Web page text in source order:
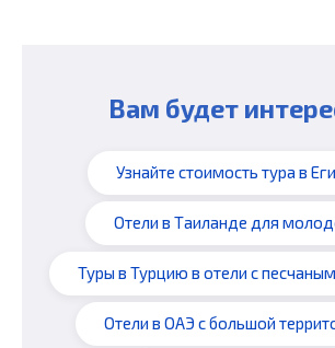
Вам будет
Узнайте стоимость тура в
Отели в Таиланде для
Туры в Турцию в отели с
Отели в ОАЭ с большой